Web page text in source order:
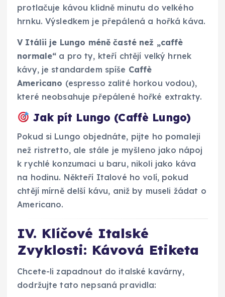
protlačuje kávou klidně minutu do velkého
hrnku. Výsledkem je přepálená a hořká káva.
V Itálii je Lungo méně časté než „caffè
normale“ a pro ty, kteří chtějí velký hrnek
kávy, je standardem spíše Caffè
Americano (espresso zalité horkou vodou),
které neobsahuje přepálené hořké extrakty.
Jak pít Lungo (Caffè Lungo)
Pokud si Lungo objednáte, pijte ho pomaleji
než ristretto, ale stále je myšleno jako nápoj
k rychlé konzumaci u baru, nikoli jako káva
na hodinu. Někteří Italové ho volí, pokud
chtějí mírně delší kávu, aniž by museli žádat o
Americano.
IV. Klíčové Italské
Zvyklosti: Kávová Etiketa
Chcete-li zapadnout do italské kavárny,
dodržujte tato nepsaná pravidla: